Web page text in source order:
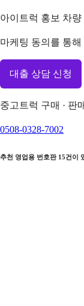
아이트럭 홍보 차량
마케팅 동의를 통
대출 상담 신청
중고트럭 구매 · 판
0508-0328-7002
추천 영업용 번호판 15건이